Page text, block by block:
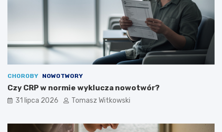
CHOROBY NOWOTWORY
Czy CRP w normie wyklucza nowotwór?
31 lipca 2026 Tomasz Witkowski